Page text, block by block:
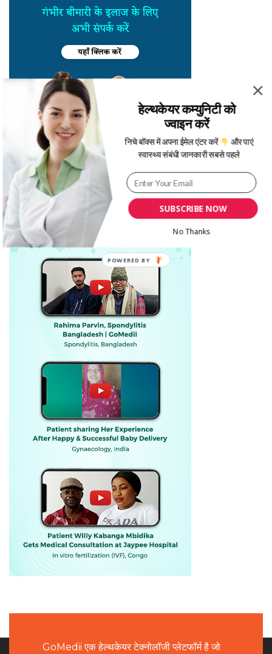
GoMedii एक हेल्थकेयर टेक्नोलॉजी प्लेटफॉर्म है जो
SUBSCRIBE NOW
हेल्थकेयर कम्युनिटी को
ज्वाइन करें
निचे बॉक्स में अपना ईमेल एंटर करें और पाएं
स्वास्थ्य संबंधी जानकारी सबसे पहले
No Thanks
POWERED BY